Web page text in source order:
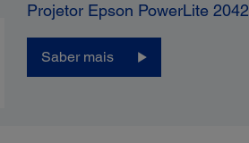
Projetor Epson PowerLite 2042
Saber mais